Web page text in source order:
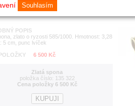
POPIS
zlato o ryzosti 585/1000. Hmotnost: 3,28
5 cm, punc lvíček
6 500 Kč
Zlatá spona
položka číslo: 135 322
Cena položky 6 500 Kč
Souhlasím